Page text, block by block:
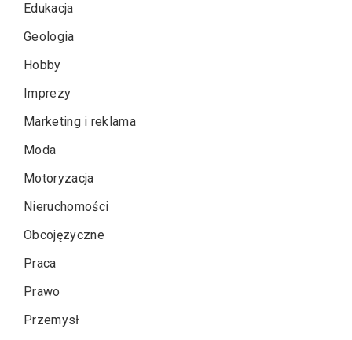
Edukacja
Geologia
Hobby
Imprezy
Marketing i reklama
Moda
Motoryzacja
Nieruchomości
Obcojęzyczne
Praca
Prawo
Przemysł